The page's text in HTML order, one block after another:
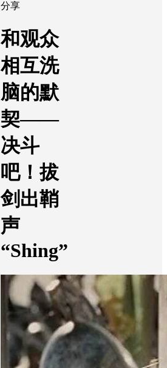
分享
和观众
相互洗
脑的默
契——
决斗
吧！拔
剑出鞘
声
“Shing”